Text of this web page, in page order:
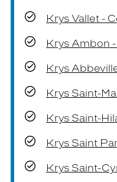
Krys Vallet -
Krys Ambon
Krys
Krys Saint-
Krys Saint-
Krys Saint
Krys Saint-